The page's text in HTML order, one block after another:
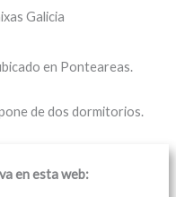
en Ponteareas.
de dos dormitorios.
en esta web: